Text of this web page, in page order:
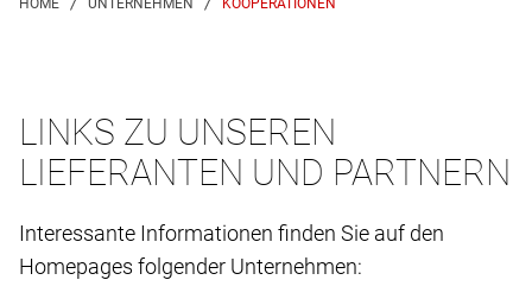
LINKS ZU UNSEREN
LIEFERANTEN UND PARTNERN
Interessante Informationen finden Sie auf den
Homepages folgender Unternehmen: